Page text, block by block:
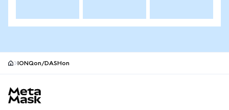
IONQon/DASHon